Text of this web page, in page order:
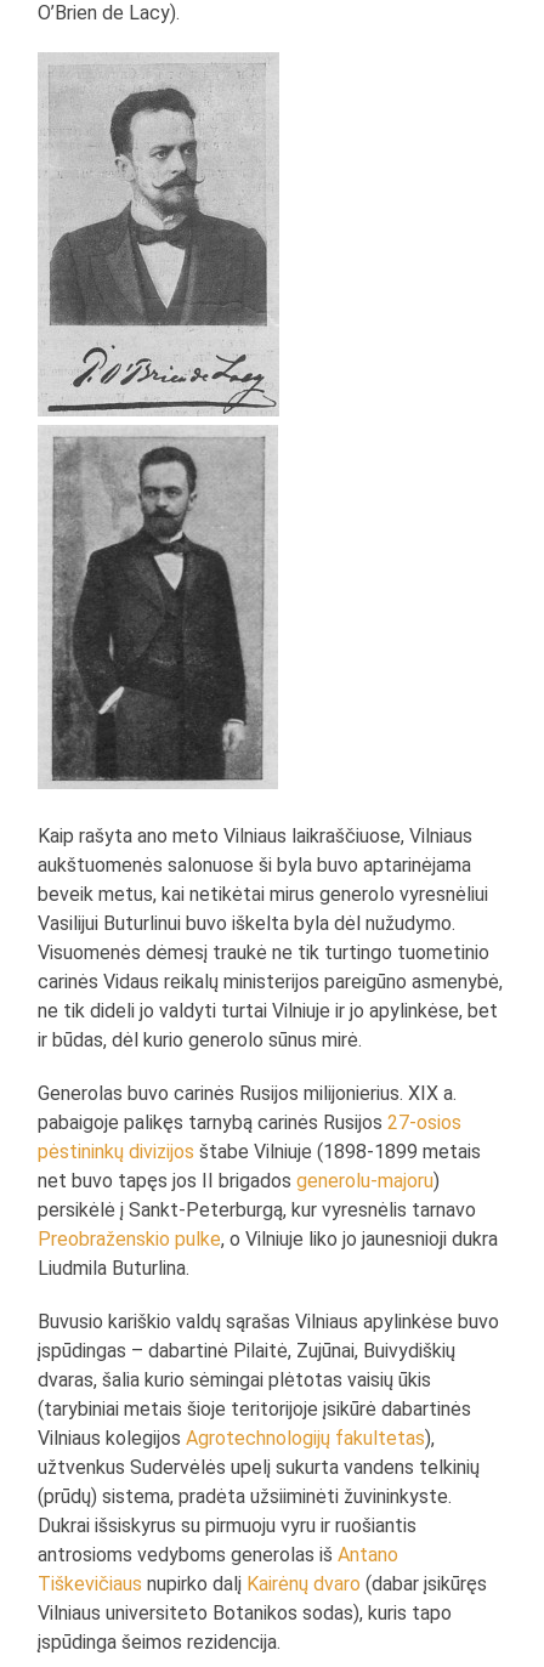
O’Brien de Lacy).
Kaip rašyta ano meto Vilniaus laikraščiuose, Vilniaus
aukštuomenės salonuose ši byla buvo aptarinėjama
beveik metus, kai netikėtai mirus generolo vyresnėliui
Vasilijui Buturlinui buvo iškelta byla dėl nužudymo.
Visuomenės dėmesį traukė ne tik turtingo tuometinio
carinės Vidaus reikalų ministerijos pareigūno asmenybė,
ne tik dideli jo valdyti turtai Vilniuje ir jo apylinkėse, bet
ir būdas, dėl kurio generolo sūnus mirė.
Generolas buvo carinės Rusijos milijonierius. XIX a.
pabaigoje palikęs tarnybą carinės Rusijos27-osios
pėstininkų divizijos štabe Vilniuje (1898-1899 metais
net buvo tapęs jos II brigadosgenerolu-majoru)
persikėlė į Sankt-Peterburgą, kur vyresnėlis tarnavo
Preobraženskio pulke, o Vilniuje liko jo jaunesnioji dukra
Liudmila Buturlina.
Buvusio kariškio valdų sąrašas Vilniaus apylinkėse buvo
įspūdingas – dabartinė Pilaitė, Zujūnai, Buivydiškių
dvaras, šalia kurio sėmingai plėtotas vaisių ūkis
(tarybiniai metais šioje teritorijoje įsikūrė dabartinės
Vilniaus kolegijosAgrotechnologijų fakultetas),
užtvenkus Sudervėlės upelį sukurta vandens telkinių
(prūdų) sistema, pradėta užsiiminėti žuvininkyste.
Dukrai išsiskyrus su pirmuoju vyru ir ruošiantis
antrosioms vedyboms generolas išAntano
Tiškevičiausnupirko dalį Kairėnų dvaro (dabar įsikūręs
Vilniaus universiteto Botanikos sodas), kuris tapo
įspūdinga šeimos rezidencija.